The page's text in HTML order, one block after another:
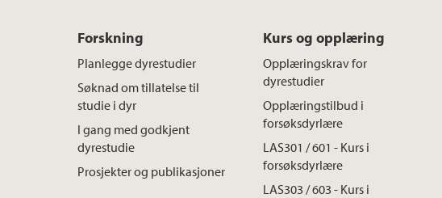
Forskning
Planlegge dyrestudier
Søknad om tillatelse til
studie i dyr
I gang med godkjent
dyrestudie
Prosjekter og publikasjoner
Kurs og opplæring
Opplæringskrav for
dyrestudier
Opplæringstilbud i
forsøksdyrlære
LAS301 / 601 - Kurs i
forsøksdyrlære
LAS303 / 603 - Kurs i